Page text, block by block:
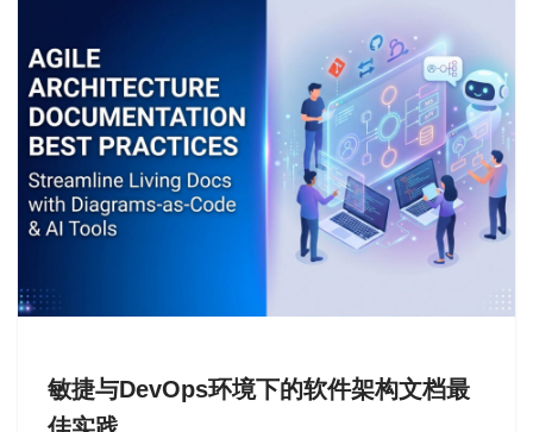
敏捷与DevOps环境下的软件架构文档最
佳实践